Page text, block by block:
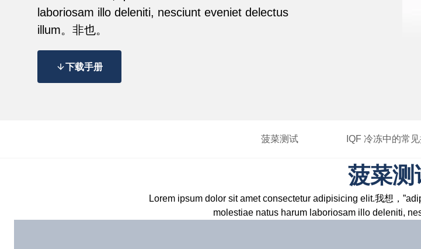
laboriosam illo deleniti, nesciunt eveniet delectus
illum。非也。
下载手册
菠菜测试 IQF 冷冻中的常
菠菜测
Lorem ipsum dolor sit amet consectetur adipisicing elit.我想，
molestiae natus harum laboriosam illo deleniti,